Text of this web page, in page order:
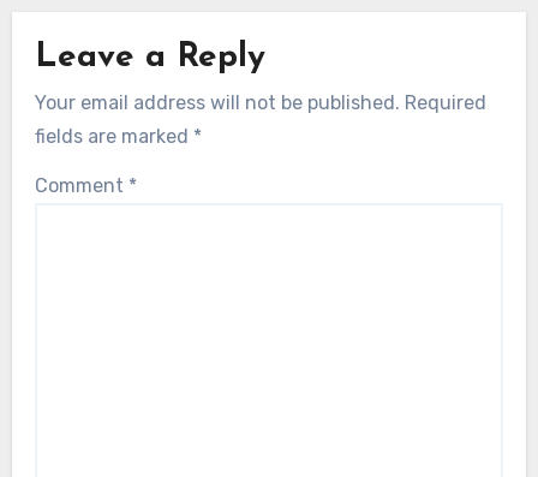
Leave a Reply
Your email address will not be published. Required
fields are marked *
Comment *